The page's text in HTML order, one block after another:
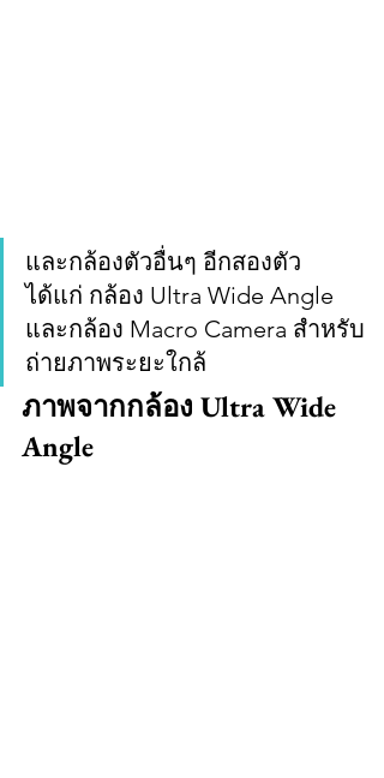
และกล้องตัวอื่นๆ อีกสองตัว
ได้แก่ กล้อง Ultra Wide Angle
และกล้อง Macro Camera สำหรับ
ถ่ายภาพระยะใกล้
ภาพจากกล้อง Ultra Wide
Angle